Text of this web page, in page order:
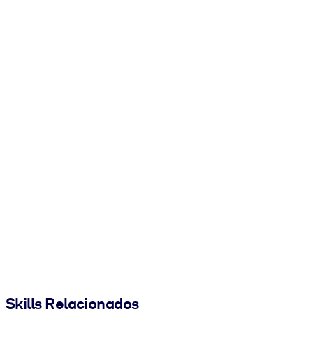
Skills Relacionados